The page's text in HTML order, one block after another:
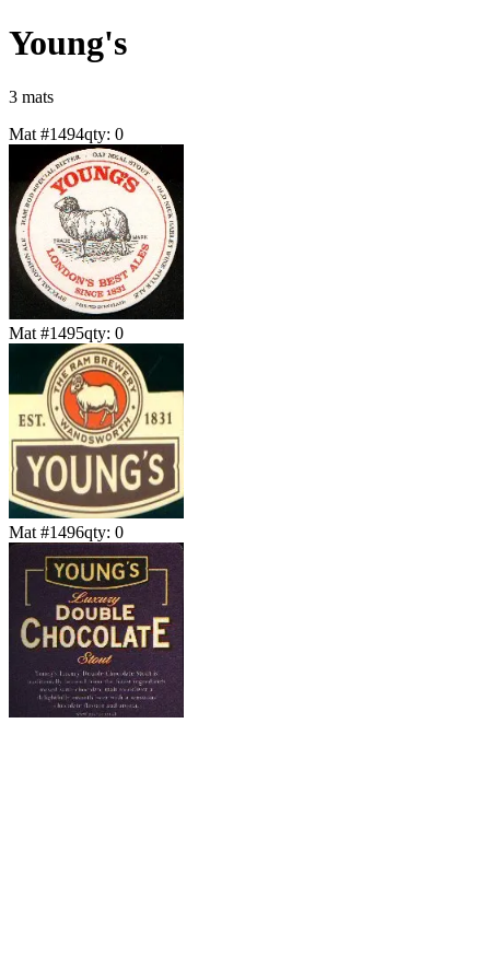
Young's
3 mats
Mat #1494qty: 0
Mat #1495qty: 0
Mat #1496qty: 0